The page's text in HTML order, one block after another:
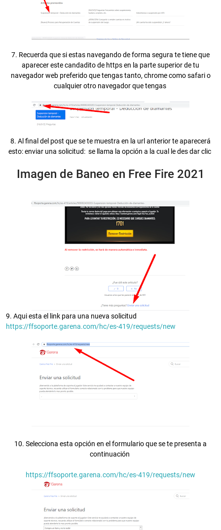
7. Recuerda que si estas navegando de forma segura te tiene que
aparecer este candadito de https en la parte superior de tu
navegador web preferido que tengas tanto, chrome como safari o
cualquier otro navegador que tengas
8. Al final del post que se te muestra en la url anterior te aparecerá
esto: enviar una solicitud: se llama la opción a la cual le des dar clic
Imagen de Baneo en Free Fire 2021
9. Aqui esta el link para una nueva solicitud
https://ffsoporte.garena.com/hc/es-419/requests/new
10. Selecciona esta opción en el formulario que se te presenta a
continuación
https://ffsoporte.garena.com/hc/es-419/requests/new